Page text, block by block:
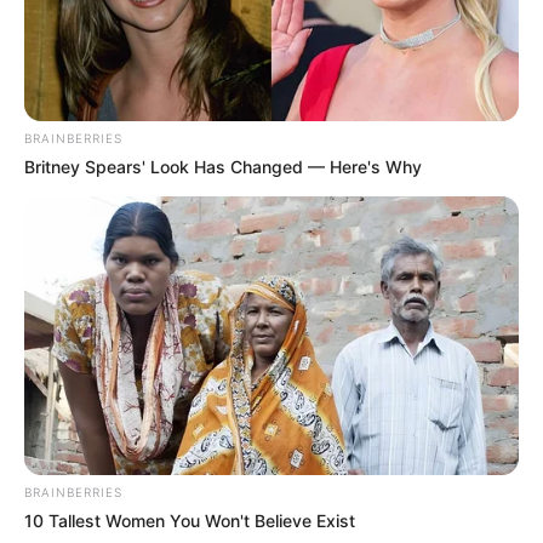
Ukuran Baju: –
Pendidikan
SMP Negeri 7 Semarang
Keluarga
Ayah: H. Ananta TW
Ibu: Hj. Yuntianingrum
Saudara Laki-laki: –
Saudara Perempuan: Lia Ananta, Zaza Ananta
Suami & Pacar
Hendra Suyanto
BRAINBERRIES
Britney Spears' Look Has Changed — Here's Why
BRAINBERRIES
10 Tallest Women You Won't Believe Exist